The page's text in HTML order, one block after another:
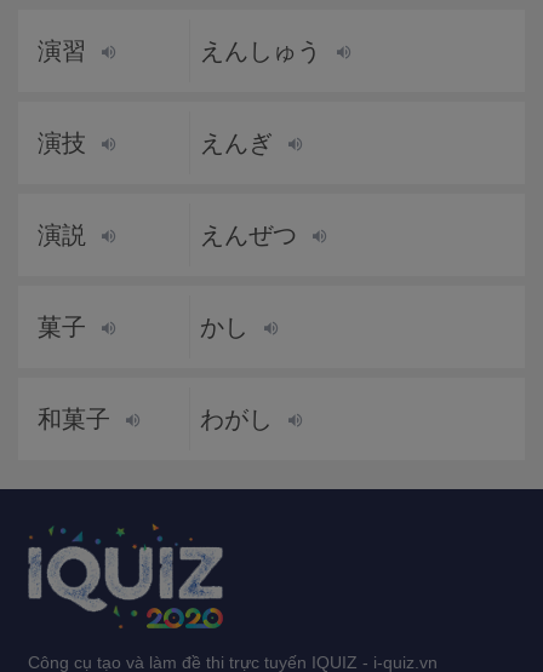
演習 えんしゅう
演技 えんぎ
演説 えんぜつ
菓子 かし
和菓子 わがし
Công cụ tạo và làm đề thi trực tuyến IQUIZ - i-quiz.vn